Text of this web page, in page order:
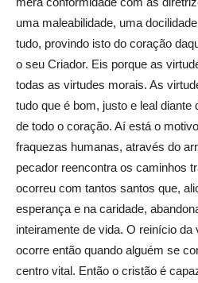
uma maleabilidade, uma
tudo, provindo isto do coração
o seu Criador. Eis porque as
todas as virtudes morais. As
tudo que é bom, justo e leal diante
de todo o coração. Aí está o
fraquezas humanas, através do
pecador reencontra os caminhos
ocorreu com tantos santos que,
esperança e na caridade,
inteiramente de vida. O reinício da
ocorre então quando alguém se
centro vital. Então o cristão é